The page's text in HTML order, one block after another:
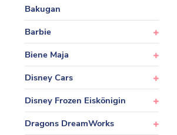
Bakugan
Barbie
Biene Maja
Disney Cars
Disney Frozen Eiskönigin
Dragons DreamWorks